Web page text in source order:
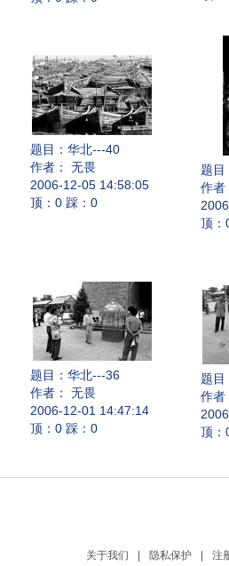
题目： 华北---40
作者： 无畏
2006-12-05 14:58:05
顶：0 踩：0
题目
作者
顶：
题目： 华北---36
作者： 无畏
2006-12-01 14:47:14
顶：0 踩：0
题目
作者
顶：
关于我们 隐私保护
注